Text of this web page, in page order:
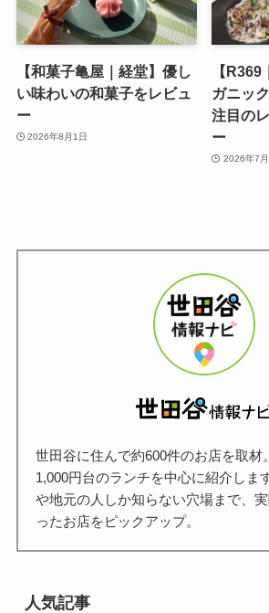
【和菓子亀屋｜経堂】優し
い味わいの和菓子をレビュ
ー
2026年8月1日
【
ガニッ
注目の
ー
2026年7
世田谷に住んで約600件のお店を取材
1,000円台のランチを中心に紹介しま
や地元の人しか知らない穴場まで、
ったお店をピックアップ。
人気記事